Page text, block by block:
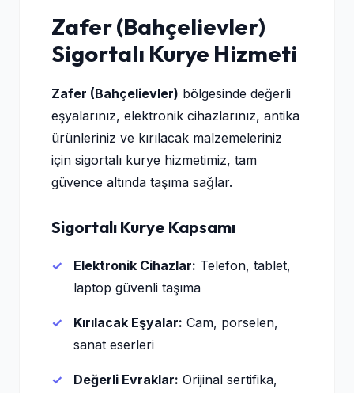
Zafer (Bahçelievler)
Sigortalı Kurye Hizmeti
Zafer (Bahçelievler) bölgesinde değerli
eşyalarınız, elektronik cihazlarınız, antika
ürünleriniz ve kırılacak malzemeleriniz
için sigortalı kurye hizmetimiz, tam
güvence altında taşıma sağlar.
Sigortalı Kurye Kapsamı
Elektronik Cihazlar: Telefon, tablet,
laptop güvenli taşıma
Kırılacak Eşyalar: Cam, porselen,
sanat eserleri
Değerli Evraklar: Orijinal sertifika,